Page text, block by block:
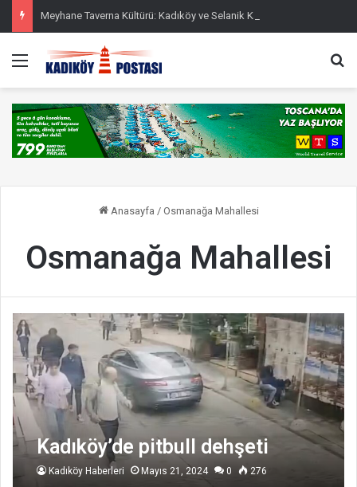
Meyhane Taverna Kültürü: Kadıköy ve Selanik Karşılaştırması
Menü
Anasayfa / Osmanağa Mahallesi
Osmanağa Mahallesi
Kadıköy’de pitbull dehşeti
Kadıköy Haberleri Mayıs 21, 2024 0 276